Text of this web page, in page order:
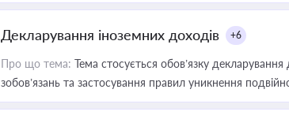
Декларування іноземних доходів +6
Про що тема: Тема стосується обов’язку
зобов’язань та застосування правил уникнення